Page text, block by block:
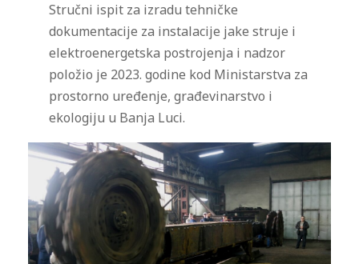
Stručni ispit za izradu tehničke
dokumentacije za instalacije jake struje i
elektroenergetska postrojenja i nadzor
položio je 2023. godine kod Ministarstva za
prostorno uređenje, građevinarstvo i
ekologiju u Banja Luci.